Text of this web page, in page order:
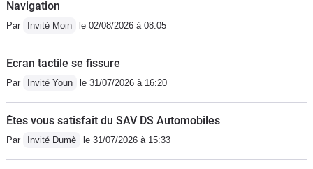
Navigation
Par Invité Moin le 02/08/2026 à 08:05
Ecran tactile se fissure
Par Invité Youn le 31/07/2026 à 16:20
Êtes vous satisfait du SAV DS Automobiles
Par Invité Dumè le 31/07/2026 à 15:33